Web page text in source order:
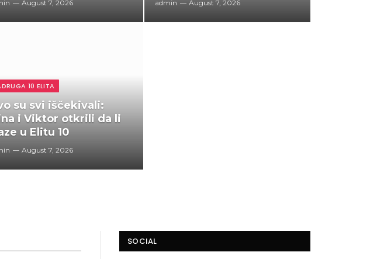
August 7, 2026
10 ELITA
su svi iščekivali:
i Viktor otkrili da li
u Elitu 10
August 7, 2026
admin August 7, 2026
SOCIAL